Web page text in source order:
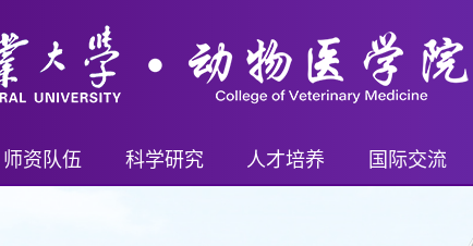
师资队伍 科学研究 人才培养 国际交流